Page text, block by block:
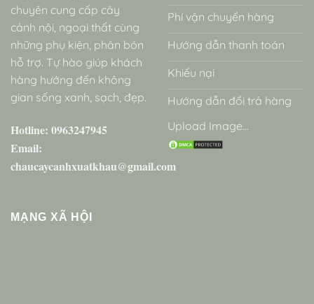
chuyên cung cấp cây
cảnh nội, ngoại thất cùng
những phụ kiện, phân bón
hỗ trợ. Tự hào giúp khách
hàng hướng đến không
gian sống xanh, sạch, đẹp.
Hotline: 0963247945
Email:
chaucaycanhxuatkhau@gmail.com
Phí vận chuyển hàng
Hướng dẫn thanh toán
Khiếu nại
Hướng dẫn đổi trả hàng
Upload Image...
MẠNG XÃ HỘI